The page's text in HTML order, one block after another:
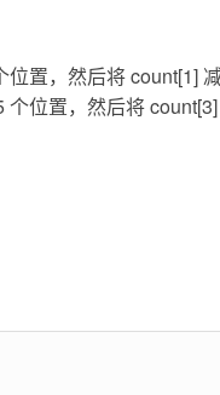
置，然后将 count[1] 减
位置，然后将 count[3]